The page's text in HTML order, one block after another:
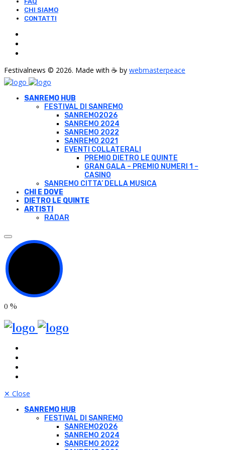
CHI SIAMO
CONTATTI
Festivalnews © 2026. Made with ☕ by webmasterpeace
SANREMO HUB
FESTIVAL DI SANREMO
SANREMO2026
SANREMO 2024
SANREMO 2022
SANREMO 2021
EVENTI COLLATERALI
PREMIO DIETRO LE QUINTE
GRAN GALA – PREMIO NUMERI 1 –
CASINO
SANREMO CITTA’ DELLA MUSICA
CHI E DOVE
DIETRO LE QUINTE
ARTISTI
RADAR
0 %
✕ Close
SANREMO HUB
FESTIVAL DI SANREMO
SANREMO2026
SANREMO 2024
SANREMO 2022